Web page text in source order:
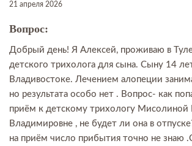
21 апреля 2026
Вопрос:
Добрый день! Я Алексей, проживаю в
детского трихолога для сына. Сыну 14
Владивостоке. Лечением алопеции
но результата особо нет . Вопрос- как
приём к детскому трихологу Мисолиной
Владимировне , не будет ли она в
на приём число прибытия точно не знаю